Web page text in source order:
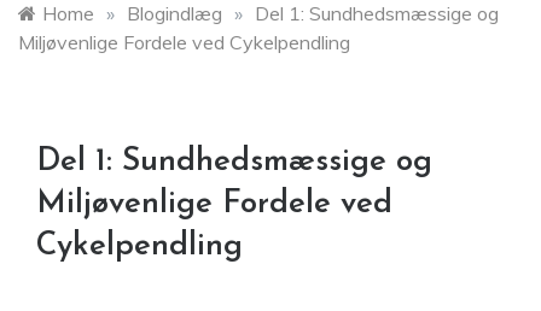
Home » Blogindlæg » Del 1: Sundhedsmæssige og
Miljøvenlige Fordele ved Cykelpendling
Del 1: Sundhedsmæssige og
Miljøvenlige Fordele ved
Cykelpendling